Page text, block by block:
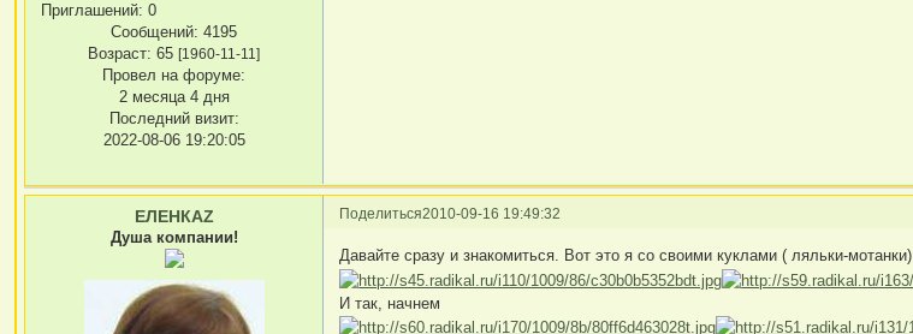
Приглашений: 0
Сообщений: 4195
Возраст: 65[1960-11-11]
Провел на форуме:
2 месяца 4 дня
Последний визит:
2022-08-06 19:20:05
Поделиться2010-09-16 19:49:32
ЕЛЕНКАZ
Душа компании!
Давайте сразу и знакомиться. Вот это я со своими куклами ( ляльки-мотанки)
И так, начнем